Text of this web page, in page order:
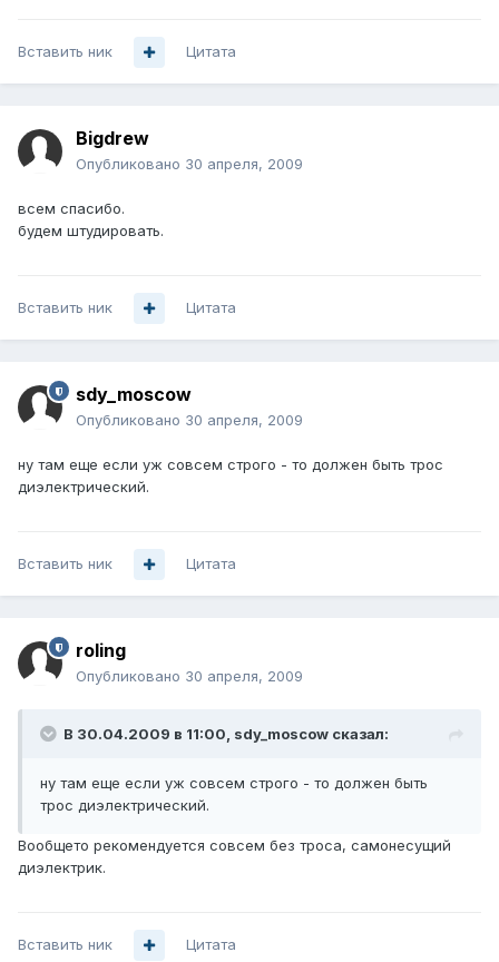
Вставить ник Цитата
Bigdrew
Опубликовано 30 апреля, 2009
всем спасибо.
будем штудировать.
Вставить ник Цитата
sdy_moscow
Опубликовано 30 апреля, 2009
ну там еще если уж совсем строго - то должен быть трос
диэлектрический.
Вставить ник Цитата
roling
Опубликовано 30 апреля, 2009
В 30.04.2009 в 11:00, sdy_moscow сказал:
ну там еще если уж совсем строго - то должен быть
трос диэлектрический.
Вообщето рекомендуется совсем без троса, самонесущий
диэлектрик.
Вставить ник Цитата